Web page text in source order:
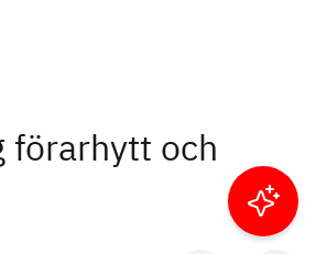
förarhytt och